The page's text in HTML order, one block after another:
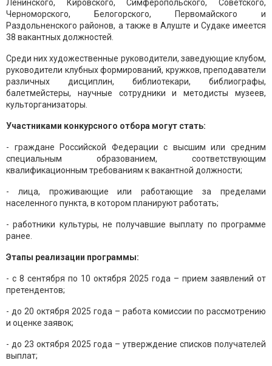
Ленинского, Кировского, Симферопольского, Советского,
Черноморского, Белогорского, Первомайского и
Раздольненского районов, а также в Алуште и Судаке имеется
38 вакантных должностей.
Среди них художественные руководители, заведующие клубом,
руководители клубных формирований, кружков, преподаватели
различных дисциплин, библиотекари, библиографы,
балетмейстеры, научные сотрудники и методисты музеев,
культорганизаторы.
Участниками конкурсного отбора могут стать:
- граждане Российской Федерации с высшим или средним
специальным образованием, соответствующим
квалификационным требованиям к вакантной должности;
- лица, проживающие или работающие за пределами
населенного пункта, в котором планируют работать;
- работники культуры, не получавшие выплату по программе
ранее.
Этапы реализации программы:
- с 8 сентября по 10 октября 2025 года – прием заявлений от
претендентов;
- до 20 октября 2025 года – работа комиссии по рассмотрению
и оценке заявок;
- до 23 октября 2025 года – утверждение списков получателей
выплат;